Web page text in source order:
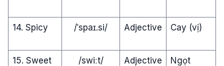
14. Spicy /ˈspaɪ.si/ Adjective Cay (vị)
15. Sweet /swiːt/ Adjective Ngọt